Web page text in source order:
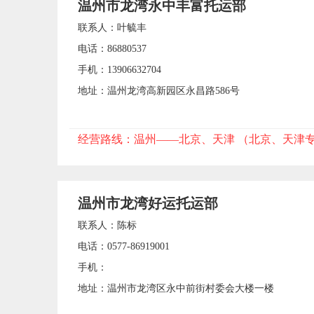
温州市龙湾永中丰富托运部
联系人：叶毓丰
电话：86880537
手机：13906632704
地址：温州龙湾高新园区永昌路586号
经营路线：温州——北京、天津 （北京、天津
温州市龙湾好运托运部
联系人：陈标
电话：0577-86919001
手机：
地址：温州市龙湾区永中前街村委会大楼一楼